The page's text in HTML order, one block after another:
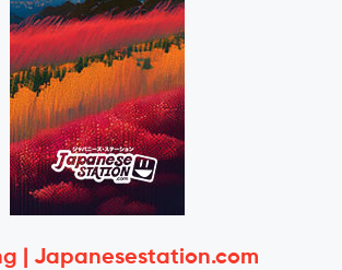
| Japanesestation.com